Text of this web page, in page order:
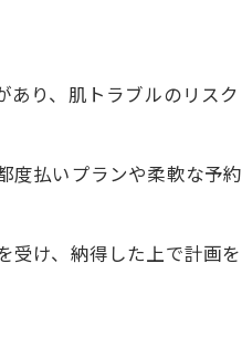
り、肌トラブルのリスク
度払いプランや柔軟な予約
受け、納得した上で計画を